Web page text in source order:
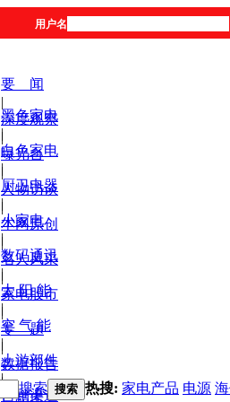
用户名
要 闻
|
深度观察
|
曝光台
|
人物访谈
|
本网原创
|
名人风采
|
家电股市
|
专 题
|
数据报告
|
产品库
黑色家电
|
白色家电
|
厨卫电器
|
小家电
|
数码通讯
|
太 阳 能
|
空 气 能
|
上游部件
|
营销渠道
搜索 搜索 热搜: 家电产品 电源